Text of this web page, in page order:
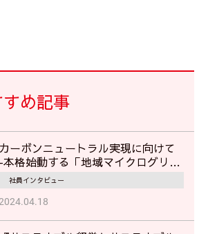
め記事
カーボンニュートラル実現に向けて
‐本格始動する「地域マイクログリッ
」で地域の災害対応に貢献‐
社員インタビュー